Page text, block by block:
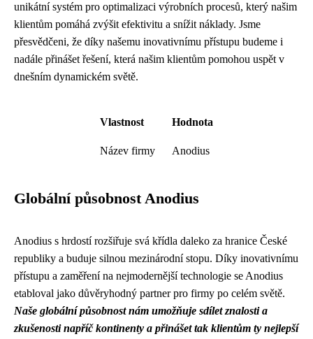
unikátní systém pro optimalizaci výrobních procesů, který našim
klientům pomáhá zvýšit efektivitu a snížit náklady. Jsme
přesvědčeni, že díky našemu inovativnímu přístupu budeme i
nadále přinášet řešení, která našim klientům pomohou uspět v
dnešním dynamickém světě.
Vlastnost Hodnota
Název firmy Anodius
Globální působnost Anodius
Anodius s hrdostí rozšiřuje svá křídla daleko za hranice České
republiky a buduje silnou mezinárodní stopu. Díky inovativnímu
přístupu a zaměření na nejmodernější technologie se Anodius
etabloval jako důvěryhodný partner pro firmy po celém světě.
Naše globální působnost nám umožňuje sdílet znalosti a
zkušenosti napříč kontinenty a přinášet tak klientům ty nejlepší